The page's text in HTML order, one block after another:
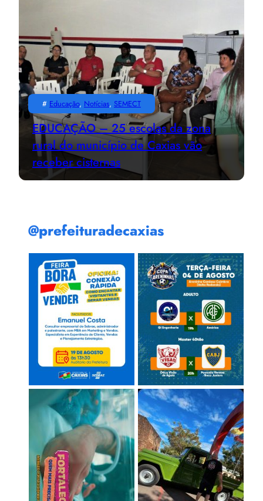
# Educação, Notícias, SEMECT
EDUCAÇÃO – 25 escolas da zona
rural do município de Caxias vão
receber cisternas
@prefeituradecaxias